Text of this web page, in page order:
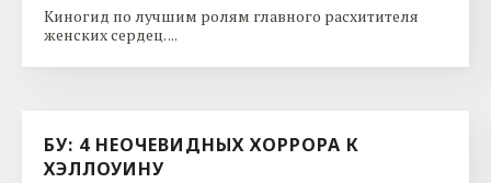
Киногид по лучшим ролям главного расхитителя
женских сердец. ...
БУ: 4 НЕОЧЕВИДНЫХ ХОРРОРА К
ХЭЛЛОУИНУ